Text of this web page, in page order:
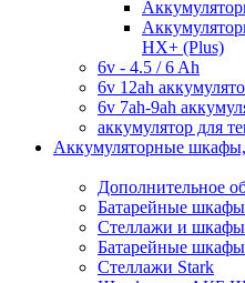
HX+ (Plus)
6v - 4.5 / 6 Ah
6v 12ah
6v 7ah-9ah
аккумулятор для
Аккумуляторные
Дополнительное
Батарейные
Стеллажи и
Батарейные
Стеллажи Stark